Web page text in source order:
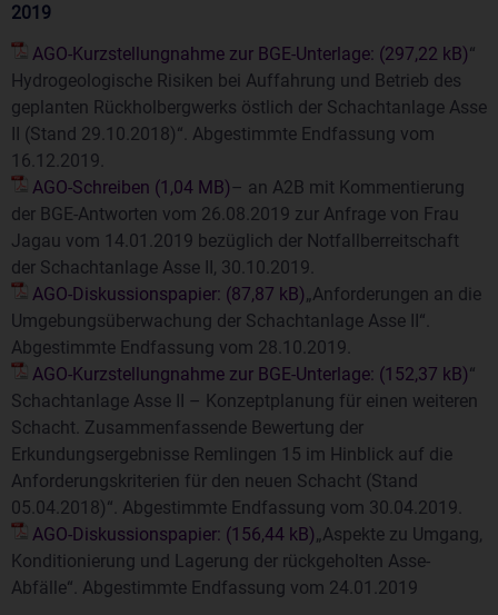
2019
AGO-Kurzstellungnahme zur BGE-Unterlage:
“
Hydrogeologische Risiken bei Auffahrung und Betrieb des
geplanten Rückholbergwerks östlich der Schachtanlage Asse
II (Stand 29.10.2018)“. Abgestimmte Endfassung vom
16.12.2019.
AGO-Schreiben
– an A2B mit Kommentierung
der BGE-Antworten vom 26.08.2019 zur Anfrage von Frau
Jagau vom 14.01.2019 bezüglich der Notfallberreitschaft
der Schachtanlage Asse II, 30.10.2019.
AGO-Diskussionspapier:
„Anforderungen an die
Umgebungsüberwachung der Schachtanlage Asse II“.
Abgestimmte Endfassung vom 28.10.2019.
AGO-Kurzstellungnahme zur BGE-Unterlage:
“
Schachtanlage Asse II – Konzeptplanung für einen weiteren
Schacht. Zusammenfassende Bewertung der
Erkundungsergebnisse Remlingen 15 im Hinblick auf die
Anforderungskriterien für den neuen Schacht (Stand
05.04.2018)“. Abgestimmte Endfassung vom 30.04.2019.
AGO-Diskussionspapier:
„Aspekte zu Umgang,
Konditionierung und Lagerung der rückgeholten Asse-
Abfälle“. Abgestimmte Endfassung vom 24.01.2019